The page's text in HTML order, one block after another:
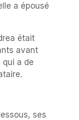
a épousé
était
avant
a de
ses